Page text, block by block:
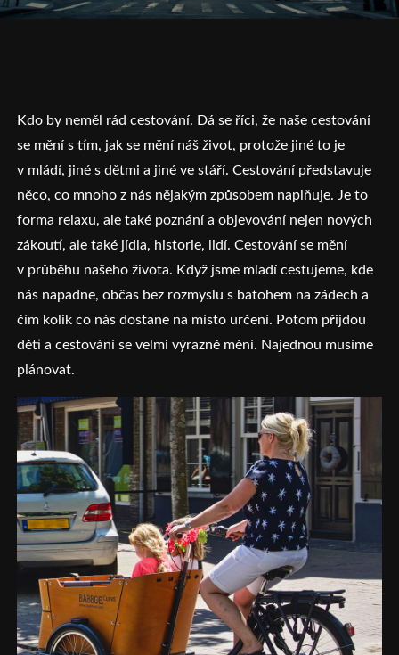
Kdo by neměl rád cestování. Dá se říci, že naše cestování
se mění s tím, jak se mění náš život, protože jiné to je
v mládí, jiné s dětmi a jiné ve stáří. Cestování představuje
něco, co mnoho z nás nějakým způsobem naplňuje. Je to
forma relaxu, ale také poznání a objevování nejen nových
zákoutí, ale také jídla, historie, lidí. Cestování se mění
v průběhu našeho života. Když jsme mladí cestujeme, kde
nás napadne, občas bez rozmyslu s batohem na zádech a
čím kolik co nás dostane na místo určení. Potom přijdou
děti a cestování se velmi výrazně mění. Najednou musíme
plánovat.